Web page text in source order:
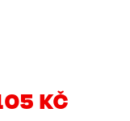
KČ